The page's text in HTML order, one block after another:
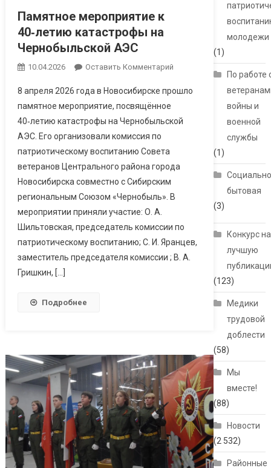
Памятное мероприятие к
40‑летию катастрофы на
Чернобыльской АЭС
10.04.2026 Оставить Комментарий
8 апреля 2026 года в Новосибирске прошло
памятное мероприятие, посвящённое
40‑летию катастрофы на Чернобыльской
АЭС. Его организовали комиссия по
патриотическому воспитанию Совета
ветеранов Центрального района города
Новосибирска совместно с Сибирским
региональным Союзом «Чернобыль». В
мероприятии приняли участие: О. А.
Шильтовская, председатель комиссии по
патриотическому воспитанию; С. И. Яранцев,
заместитель председателя комиссии ; В. А.
Гришкин, […]
Подробнее
молодежи
(1)
По работе
войны и
военной
службы
(1)
бытовая
(3)
Конкурс на
лучшую
(123)
Медики
трудовой
доблести
(58)
Мы
вместе!
(88)
Новости
(2 532)
Районные